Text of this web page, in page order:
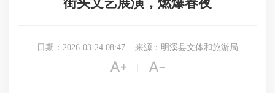
日期：2026-03-24 08:47 来源：明溪县文体和旅游局
 